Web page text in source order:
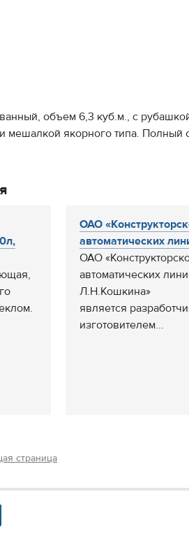
объем 6,3 куб.м., с
мешалкой якорного типа. Полный
ОАО
автоматических
ОАО
автоматических
Л.Н.Кошкина»
является
изготовителем...
страница